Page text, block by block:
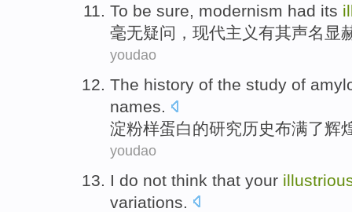
To be sure, modernism had its
毫无疑问， 现代主义有其声名显
youdao
The history of the study of
names.
淀粉样蛋白的研究历史布满了辉
youdao
I do not think that your
variations.